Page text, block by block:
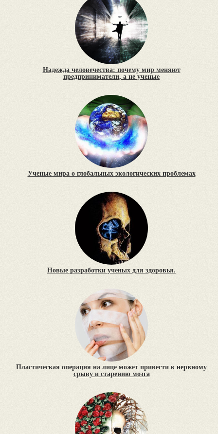
Надежда человечества: почему мир меняют
предприниматели, а не ученые
Ученые мира о глобальных экологических проблемах
Новые разработки ученых для здоровья.
Пластическая операция на лице может привести к нервному
срыву и старению мозга